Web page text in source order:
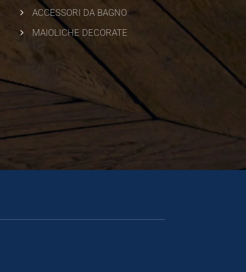
5
ACCESSORI DA BAGNO
5
MAIOLICHE DECORATE